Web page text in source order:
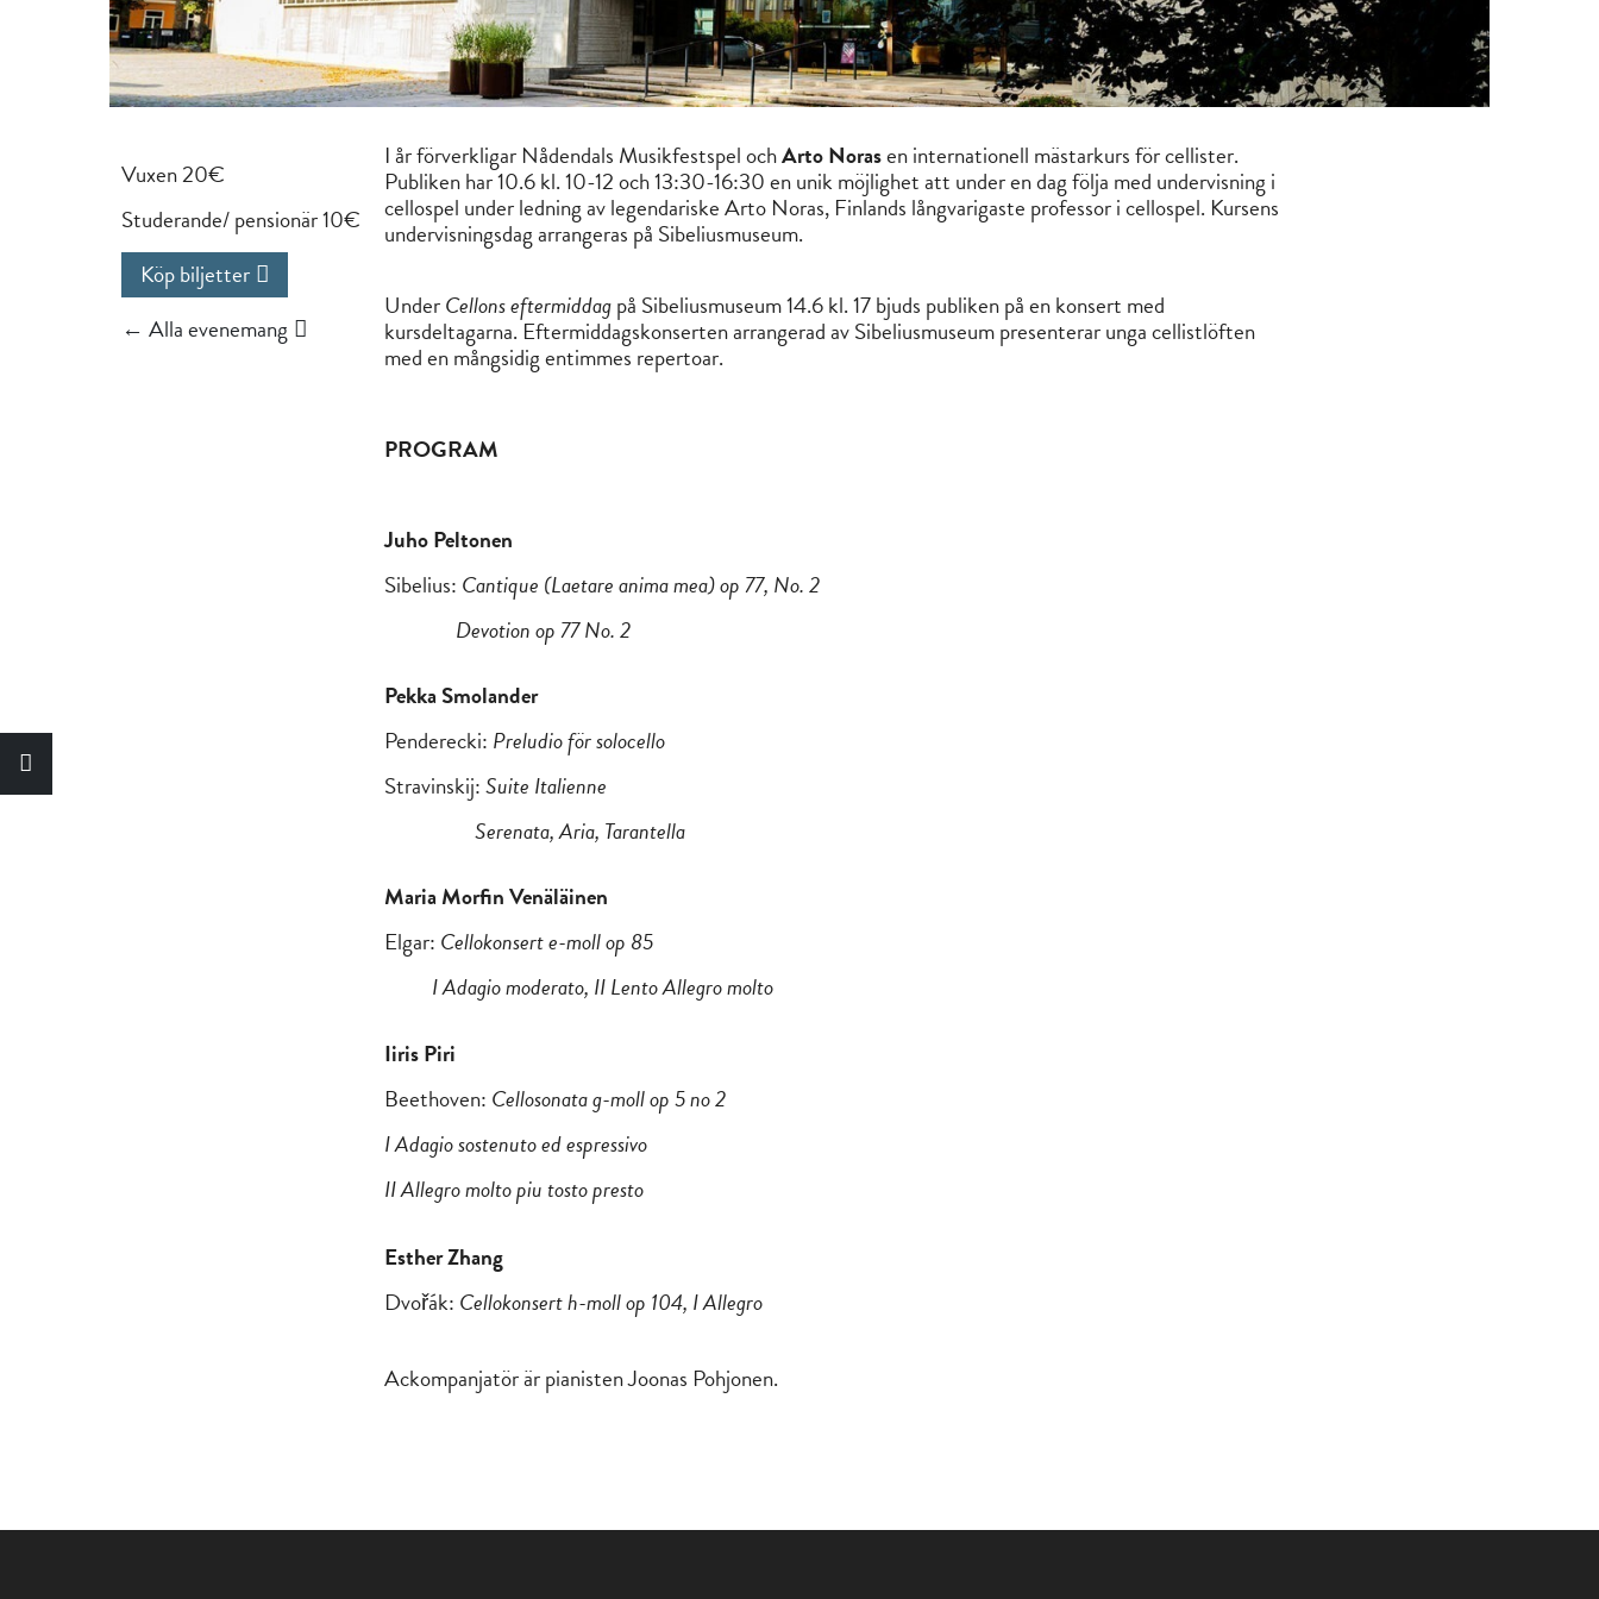
Vuxen 20€
Studerande/ pensionär 10€
Köp biljetter
← Alla evenemang
I år förverkligar Nådendals Musikfestspel ochArto Norasen internationell mästarkurs för cellister.
Publiken har 10.6 kl. 10-12 och 13:30-16:30 en unik möjlighet att under en dag följa med undervisning i
cellospel under ledning av legendariske Arto Noras, Finlands långvarigaste professor i cellospel. Kursens
undervisningsdag arrangeras på Sibeliusmuseum.
UnderCellons eftermiddagpå Sibeliusmuseum 14.6 kl. 17 bjuds publiken på en konsert med
kursdeltagarna. Eftermiddagskonserten arrangerad av Sibeliusmuseum presenterar unga cellistlöften
med en mångsidig entimmes repertoar.
PROGRAM
Juho Peltonen
Sibelius: Cantique (Laetare anima mea) op 77, No. 2
Devotion op 77 No. 2
Pekka Smolander
Penderecki: Preludio för solocello
Stravinskij:Suite Italienne
Serenata, Aria, Tarantella
Maria Morfin Venäläinen
Elgar: Cellokonsert e-moll op 85
I Adagio moderato, II Lento Allegro molto
Iiris Piri
Beethoven: Cellosonata g-moll op 5 no 2
I Adagio sostenuto ed espressivo
II Allegro molto piu tosto presto
Esther Zhang
Dvořák: Cellokonsert h-moll op 104, I Allegro
Ackompanjatör är pianisten Joonas Pohjonen.